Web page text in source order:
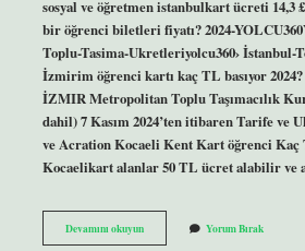
sosyal ve öğretmen istanbulkart ücreti 14,3
bir öğrenci biletleri fiyatı? 2024-
Toplu-Tasima-Ukretleriyolcu360› İstanbul-
İzmirim öğrenci kartı kaç TL basıyor
İZMIR Metropolitan Toplu Taşımacılık
dahil) 7 Kasım 2024’ten itibaren Tarife ve
ve Acration Kocaeli Kent Kart öğrenci
Kocaelikart alanlar 50 TL ücret alabilir ve
Devamını okuyunÖğrenci
Kentkart
Yorum Bırak